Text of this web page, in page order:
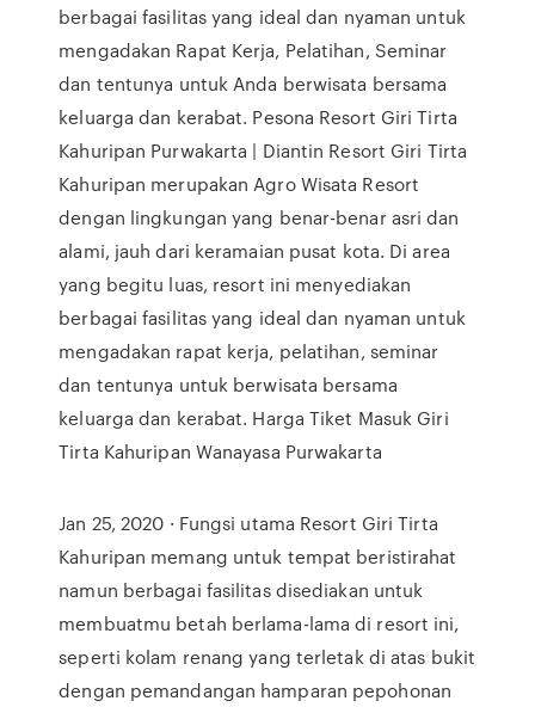
berbagai fasilitas yang ideal dan nyaman untuk
mengadakan Rapat Kerja, Pelatihan, Seminar
dan tentunya untuk Anda berwisata bersama
keluarga dan kerabat. Pesona Resort Giri Tirta
Kahuripan Purwakarta | Diantin Resort Giri Tirta
Kahuripan merupakan Agro Wisata Resort
dengan lingkungan yang benar-benar asri dan
alami, jauh dari keramaian pusat kota. Di area
yang begitu luas, resort ini menyediakan
berbagai fasilitas yang ideal dan nyaman untuk
mengadakan rapat kerja, pelatihan, seminar
dan tentunya untuk berwisata bersama
keluarga dan kerabat. Harga Tiket Masuk Giri
Tirta Kahuripan Wanayasa Purwakarta
Jan 25, 2020 · Fungsi utama Resort Giri Tirta
Kahuripan memang untuk tempat beristirahat
namun berbagai fasilitas disediakan untuk
membuatmu betah berlama-lama di resort ini,
seperti kolam renang yang terletak di atas bukit
dengan pemandangan hamparan pepohonan